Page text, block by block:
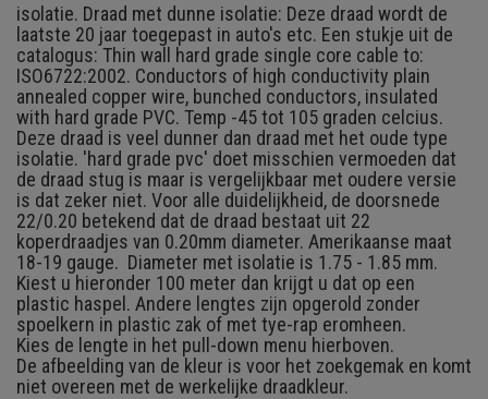
isolatie. Draad met dunne isolatie: Deze draad wordt de
laatste 20 jaar toegepast in auto's etc. Een stukje uit de
catalogus: Thin wall hard grade single core cable to:
ISO6722:2002. Conductors of high conductivity plain
annealed copper wire, bunched conductors, insulated
with hard grade PVC. Temp -45 tot 105 graden celcius.
Deze draad is veel dunner dan draad met het oude type
isolatie. 'hard grade pvc' doet misschien vermoeden dat
de draad stug is maar is vergelijkbaar met oudere versie
is dat zeker niet. Voor alle duidelijkheid, de doorsnede
22/0.20 betekend dat de draad bestaat uit 22
koperdraadjes van 0.20mm diameter. Amerikaanse maat
18-19 gauge. Diameter met isolatie is 1.75 - 1.85 mm.
Kiest u hieronder 100 meter dan krijgt u dat op een
plastic haspel. Andere lengtes zijn opgerold zonder
spoelkern in plastic zak of met tye-rap eromheen.
Kies de lengte in het pull-down menu hierboven.
De afbeelding van de kleur is voor het zoekgemak en komt
niet overeen met de werkelijke draadkleur.